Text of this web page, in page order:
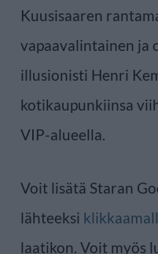
Kuusisaaren
vapaavalintainen ja
illusionisti Henri
kotikaupunkiinsa
VIP-alueella.
Voit lisätä Staran
lähteeksi
laatikon. Voit myös